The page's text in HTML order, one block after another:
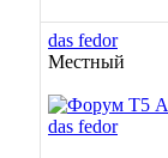
das fedor
Местный